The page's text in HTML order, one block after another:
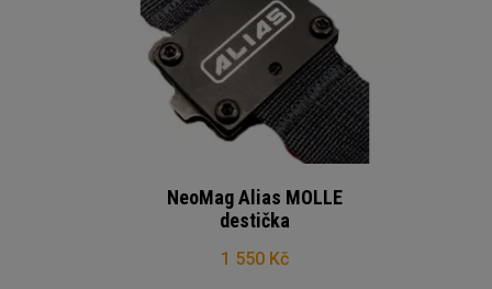
NeoMag Alias MOLLE
destička
1 550 Kč